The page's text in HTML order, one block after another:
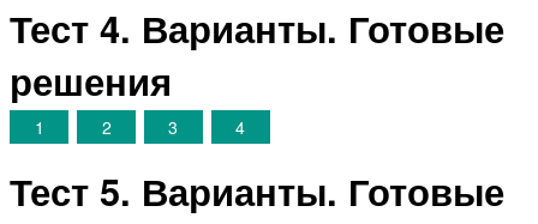
Тест 4. Варианты. Готовые
решения
1 2 3 4
Тест 5. Варианты. Готовые